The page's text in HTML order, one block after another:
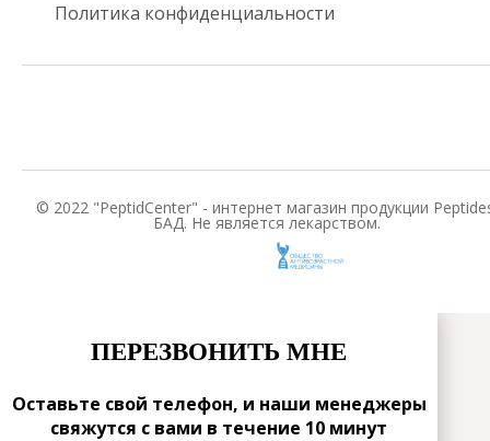
Политика конфиденциальности
© 2022 "PeptidCenter" - интернет магазин продукции
БАД. Не является лекарством.
ПЕРЕЗВОНИТЬ МНЕ
Оставьте свой телефон, и наши менеджеры
свяжутся с вами в течение 10 минут